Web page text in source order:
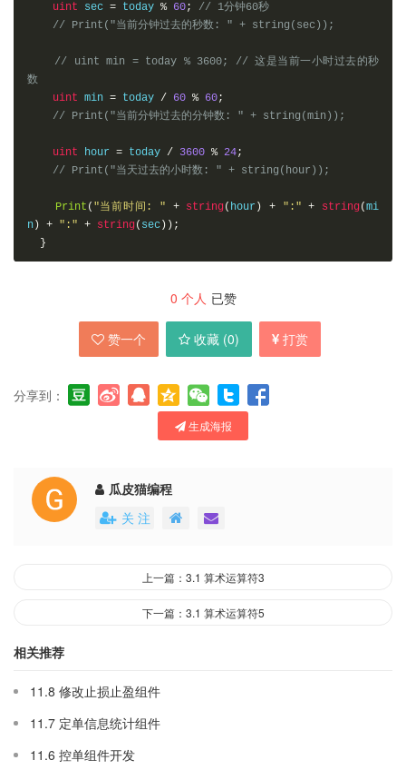
uint sec = today % 60;
// 1分钟60秒
// Print("当前分钟过去的秒数: " + string(sec));
// uint min = today % 3600; // 这是当前一小时过去的秒
数
uint min = today / 60 % 60;
// Print("当前分钟过去的分钟数: " + string(min));
uint hour = today / 3600 % 24;
// Print("当天过去的小时数: " + string(hour));
Print ( "当前时间: " + string( hour ) + ":" + string(mi
n ) + ":" + string( sec ));
}
0 个人 已赞
赞一个 收藏 (0) 打赏
分享到：
生成海报
瓜皮猫编程
关 注
上一篇：3.1 算术运算符3
下一篇：3.1 算术运算符5
相关推荐
11.8 修改止损止盈组件
11.7 定单信息统计组件
11.6 控单组件开发